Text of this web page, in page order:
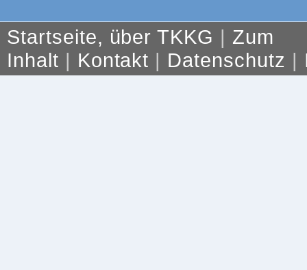
Startseite, über TKKG | Zum
Inhalt | Kontakt | Datenschutz |